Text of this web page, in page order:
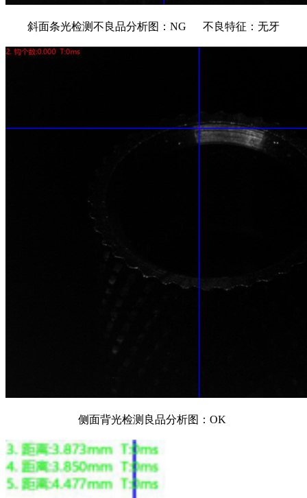
斜面条光检测不良品分析图：NG 不良特征：无牙
侧面背光检测良品分析图：OK